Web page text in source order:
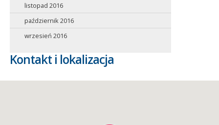
listopad 2016
październik 2016
wrzesień 2016
Kontakt i lokalizacja